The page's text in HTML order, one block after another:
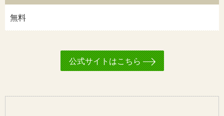
無料
公式サイトはこちら